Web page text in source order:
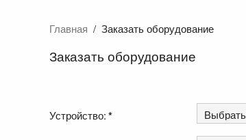
Главная Заказать оборудование
Заказать оборудование
Устройство:*